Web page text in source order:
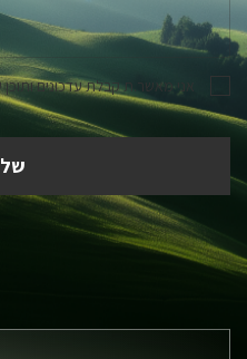
אני מאשר.ת קבלת עדכונים